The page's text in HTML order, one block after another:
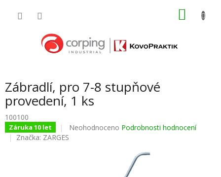
Zábradlí, pro 7-8 stupňové
provedení, 1 ks
100100
Záruka 10 let
Průměrné
hodnocení
Neohodnoceno Podrobnosti hodnocení
Značka: ZARGES